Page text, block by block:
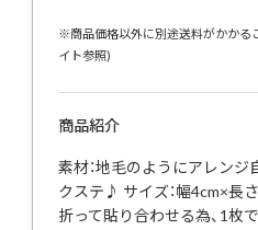
※商品価格以外に別途送料がかかる
イト参照)
商品紹介
素材：地毛のようにアレン
クステ♪ サイズ：幅4cm×長
折って貼り合わせる為、1枚